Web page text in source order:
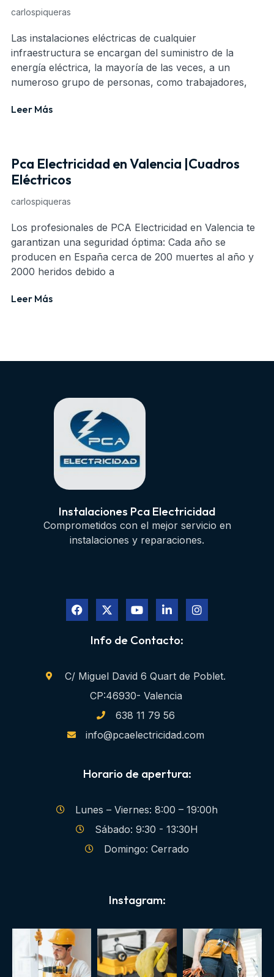
carlospiqueras
Las instalaciones eléctricas de cualquier
infraestructura se encargan del suministro de la
energía eléctrica, la mayoría de las veces, a un
numeroso grupo de personas, como trabajadores,
Leer Más
Pca Electricidad en Valencia |Cuadros
Eléctricos
carlospiqueras
Los profesionales de PCA Electricidad en Valencia te
garantizan una seguridad óptima: Cada año se
producen en España cerca de 200 muertes al año y
2000 heridos debido a
Leer Más
Instalaciones Pca Electricidad
Comprometidos con el mejor servicio en
instalaciones y reparaciones.
Info de Contacto:
C/ Miguel David 6 Quart de Poblet.
CP:46930- Valencia
638 11 79 56
info@pcaelectricidad.com
Horario de apertura:
Lunes – Viernes: 8:00 – 19:00h
Sábado: 9:30 - 13:30H
Domingo: Cerrado
Instagram: